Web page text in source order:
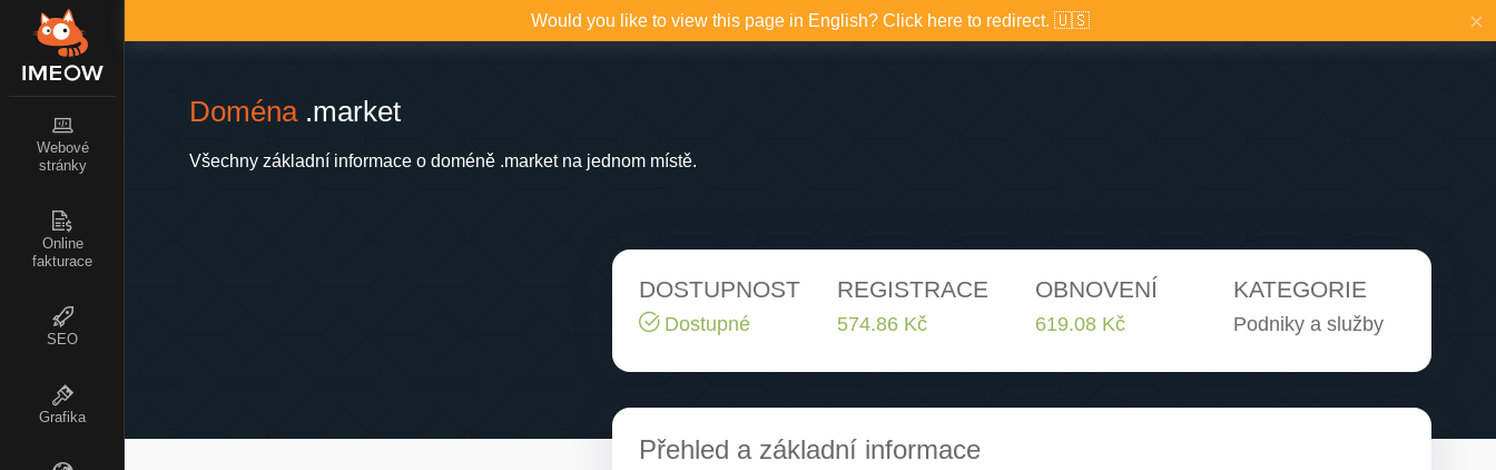
Webové
stránky
Online
fakturace
SEO
Grafika
Would you like to view this page in English? Click here to redirect. 🇺🇸 ×
Doména.market
Všechny základní informace o doméně .market na jednom místě.
DOSTUPNOST
Dostupné
REGISTRACE
574.86 Kč
OBNOVENÍ
619.08 Kč
KATEGORIE
Podniky a služby
Přehled a základní informace